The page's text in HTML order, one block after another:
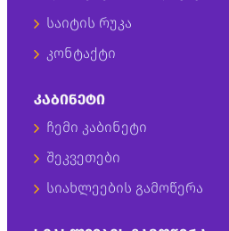
საიტის რუკა
კონტაქტი
ᲙᲐᲑᲘᲜᲔᲢᲘ
ჩემი კაბინეტი
შეკვეთები
სიახლეების გამოწერა